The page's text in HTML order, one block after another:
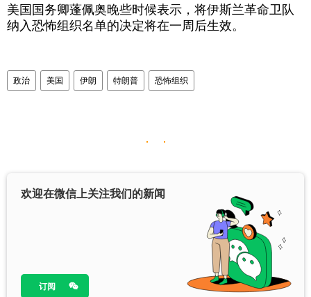
美国国务卿蓬佩奥晚些时候表示，将伊斯兰革命卫队
纳入恐怖组织名单的决定将在一周后生效。
政治 美国 伊朗 特朗普 恐怖组织
欢迎在微信上关注我们的新闻
订阅